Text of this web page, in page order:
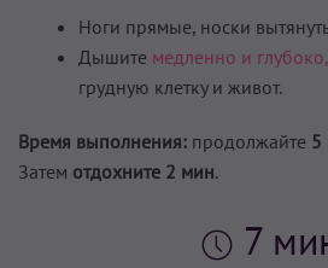
Ноги прямые, носки
Дышите медленно и глубоко,
грудную клетку и живот.
Время выполнения: продолжайте 5
Затем отдохните 2 мин.
7